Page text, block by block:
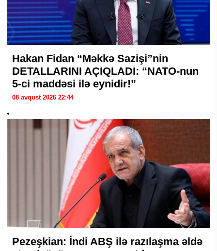
Hakan Fidan “Məkkə Sazişi”nin
DETALLARINI AÇIQLADI: “NATO-nun
5-ci maddəsi ilə eynidir!”
08 avqust 2026 22:44
Pezeşkian: İndi ABŞ ilə razılaşma əldə